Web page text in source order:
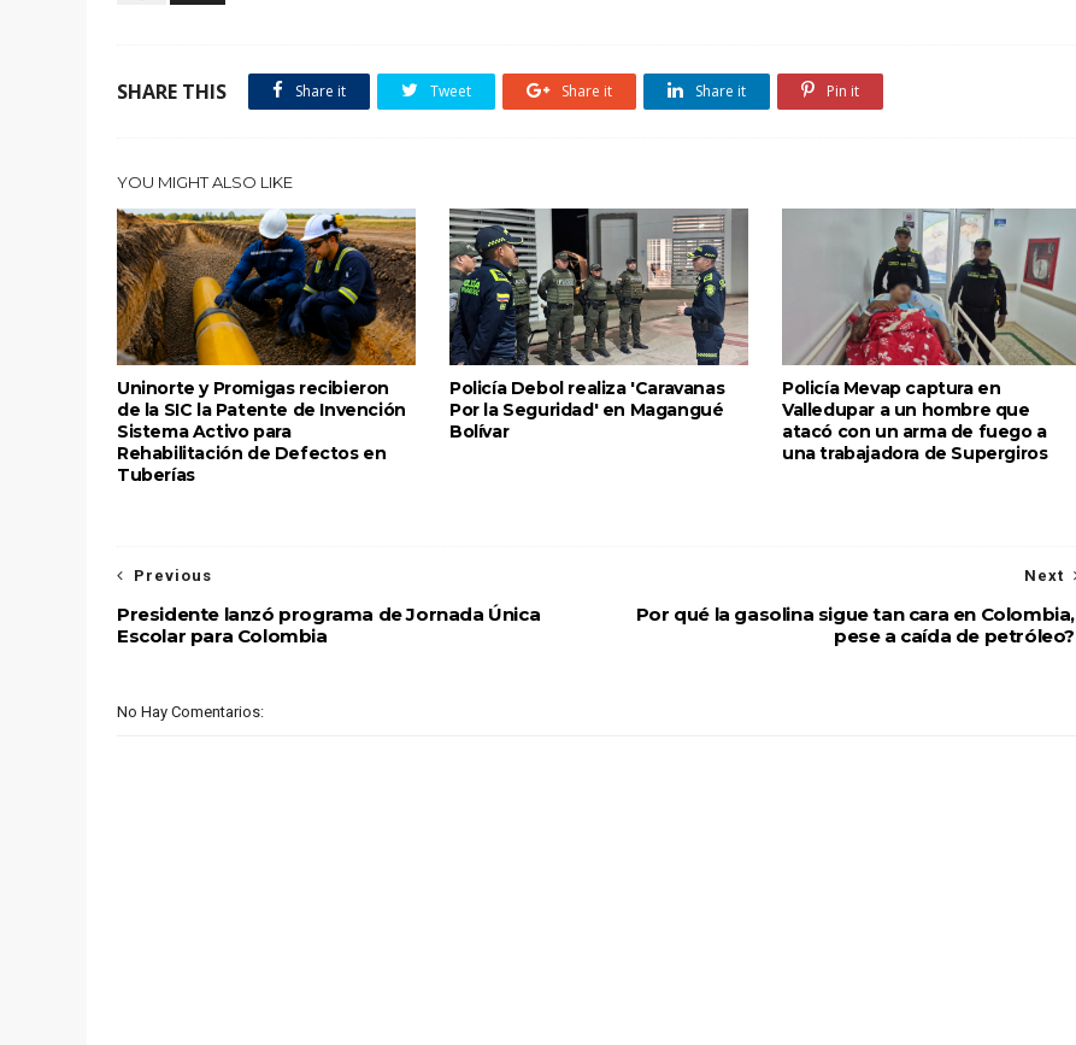
SHARE THIS Share it Tweet Share it Share it Pin it
YOU MIGHT ALSO LIKE
Uninorte y Promigas recibieron
de la SIC la Patente de Invención
Sistema Activo para
Rehabilitación de Defectos en
Tuberías
Policía Debol realiza 'Caravanas
Por la Seguridad' en Magangué
Bolívar
Policía Mevap captura en
Valledupar a un hombre que
atacó con un arma de fuego a
una trabajadora de Supergiros
Next
Por qué la gasolina sigue tan cara en Colombia,
pese a caída de petróleo?
Previous
Presidente lanzó programa de Jornada Única
Escolar para Colombia
No Hay Comentarios: